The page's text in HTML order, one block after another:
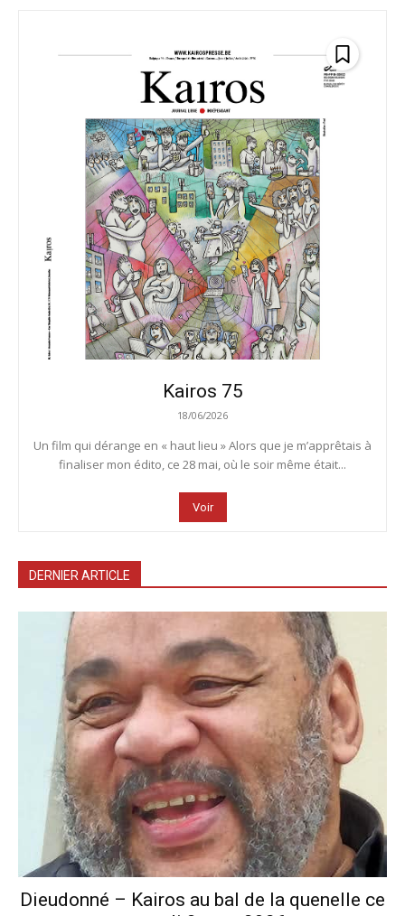
Kairos 75
18/06/2026
Un film qui dérange en « haut lieu » Alors que je m’apprêtais à
finaliser mon édito, ce 28 mai, où le soir même était...
Voir
DERNIER ARTICLE
Dieudonné – Kairos au bal de la quenelle ce